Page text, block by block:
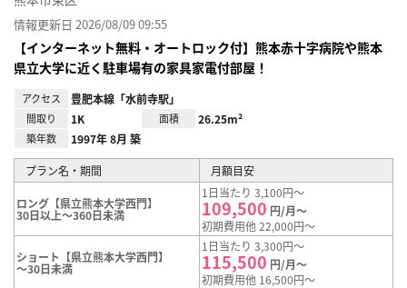
情報更新日 2026/08/09 09:55
【インターネット無料・オートロック付】熊本赤十字病院や熊本
県立大学に近く駐車場有の家具家電付部屋！
アクセス 豊肥本線「水前寺駅」
間取り 1K 面積 26.25m²
築年数 1997年 8月 築
プラン名・期間 月額目安
ロング【県立熊本大学西門】
30日以上～360日未満
1日当たり 3,100円～
109,500 円/月～
初期費用他 22,000円～
ショート【県立熊本大学西門】
～30日未満
1日当たり 3,300円～
115,500 円/月～
初期費用他 16,500円～